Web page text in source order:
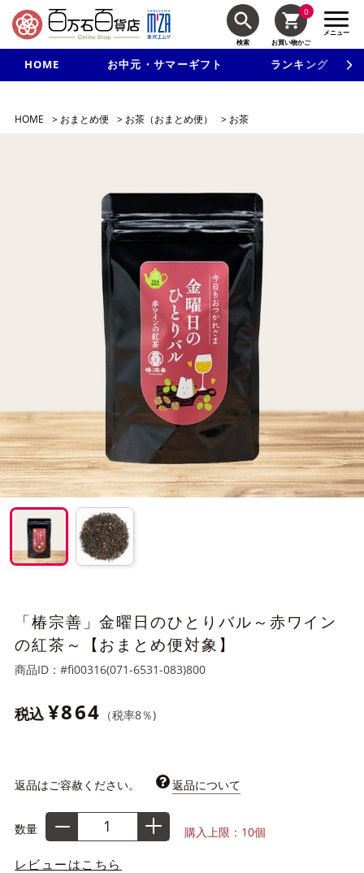
検索
0
お買い物かご
メニュー
HOME お中元・サマーギフト ランキング
新規入会で3千円以上で使える500円クーポンを進呈！
HOME > おまとめ便 > お茶（おまとめ便） > お茶
「椿宗善」金曜日のひとりバル～赤ワイン
の紅茶～【おまとめ便対象】
商品ID： #fi00316(071-6531-083)800
税込 ¥864 （税率8％)
返品はご容赦ください。 返品について
数量 購入上限：10個
レビューはこちら